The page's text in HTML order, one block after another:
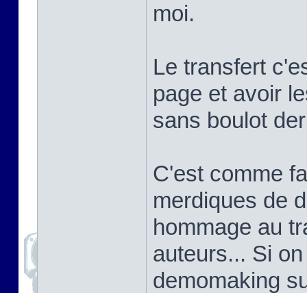
moi.
Le transfert
page et avoir
sans boulot
C'est comme
merdiques de
hommage au
auteurs... Si
demomaking